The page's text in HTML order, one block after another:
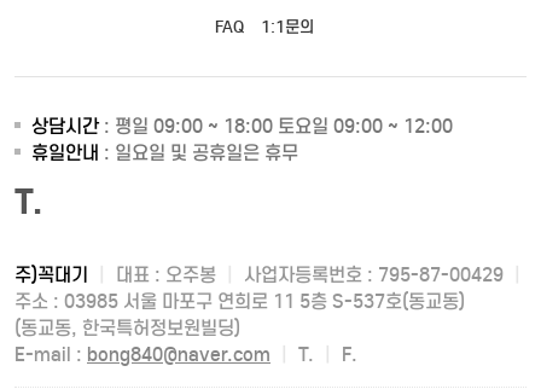
FAQ
1:1문의
상담시간: 평일 09:00 ~ 18:00 토요일 09:00 ~ 12:00
휴일안내 : 일요일 및 공휴일은 휴무
T.
주)꼭대기 대표 : 오주봉 사업자등록번호 : 795-87-00429
주소 : 03985 서울 마포구 연희로 11 5층 S-537호(동교동)
(동교동, 한국특허정보원빌딩)
E-mail : bong840@naver.com T. F.